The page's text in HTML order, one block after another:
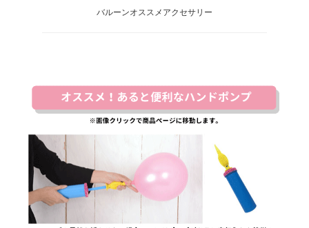
バルーンオススメアクセサリー